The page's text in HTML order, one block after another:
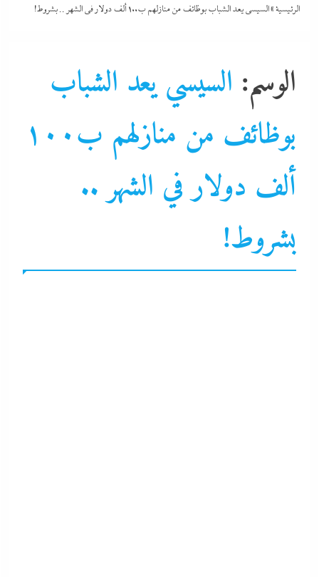
الرئيسية»السيسي يعد الشباب بوظائف من منازلهم ب١٠٠ ألف دولار في الشهر .. بشروط!
الوسم: السيسي يعد الشباب
بوظائف من منازلهم ب١٠٠
ألف دولار في الشهر ..
بشروط!
إبداعات و مواهب
نشرة لايف وزارة الإتصالات